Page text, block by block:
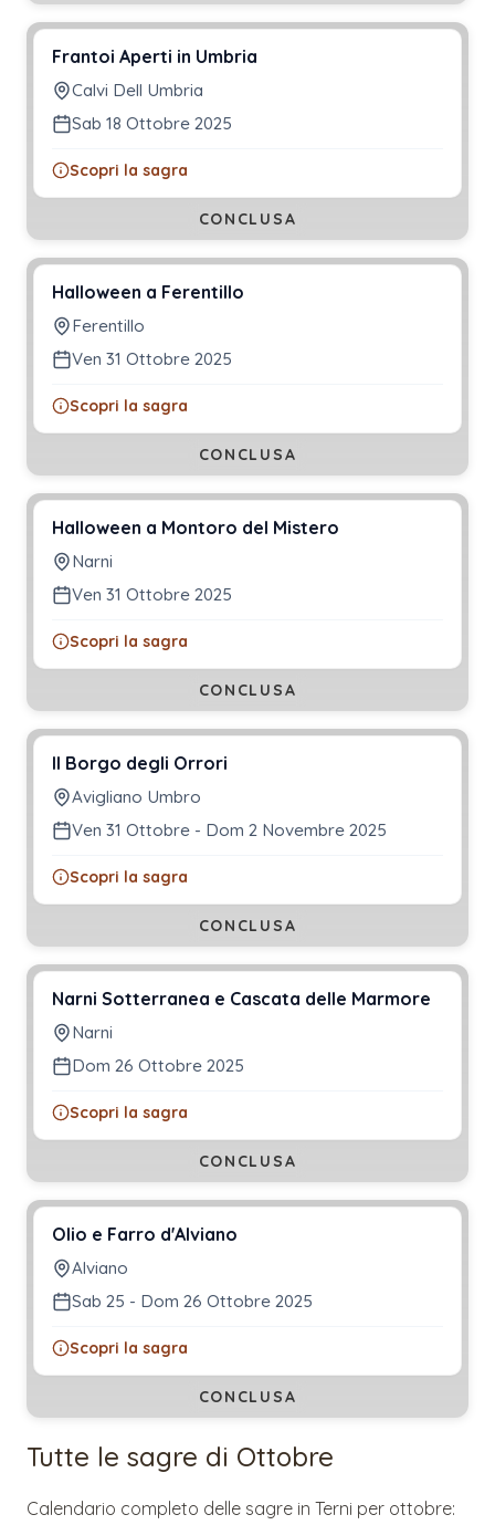
Frantoi Aperti in Umbria
Calvi Dell Umbria
Sab 18 Ottobre 2025
Scopri la sagra
CONCLUSA
Halloween a Ferentillo
Ferentillo
Ven 31 Ottobre 2025
Scopri la sagra
CONCLUSA
Halloween a Montoro del Mistero
Narni
Ven 31 Ottobre 2025
Scopri la sagra
CONCLUSA
Il Borgo degli Orrori
Avigliano Umbro
Ven 31 Ottobre - Dom 2 Novembre 2025
Scopri la sagra
CONCLUSA
Narni Sotterranea e Cascata delle Marmore
Narni
Dom 26 Ottobre 2025
Scopri la sagra
CONCLUSA
Olio e Farro d'Alviano
Alviano
Sab 25 - Dom 26 Ottobre 2025
Scopri la sagra
CONCLUSA
Tutte le sagre di Ottobre
Calendario completo delle sagre in Terni per ottobre: